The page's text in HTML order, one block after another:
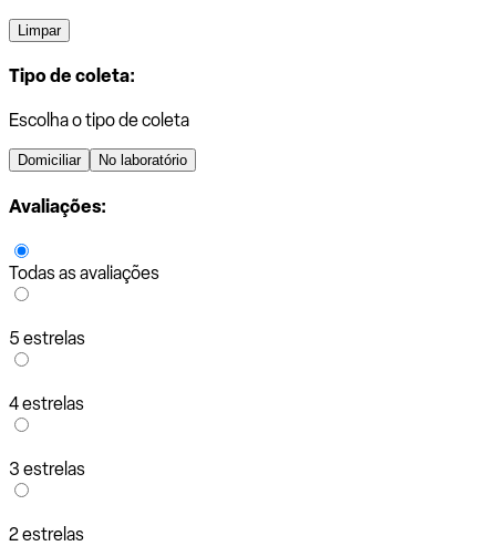
Limpar
Tipo de coleta:
Escolha o tipo de coleta
Domiciliar No laboratório
Avaliações:
Todas as avaliações
5 estrelas
4 estrelas
3 estrelas
2 estrelas